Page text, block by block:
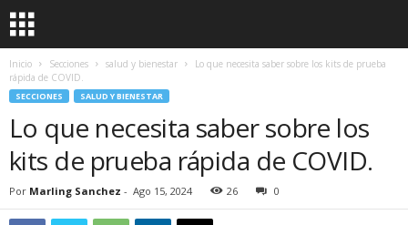
Inicio Secciones salud y bienestar
Lo que necesita saber sobre los kits de prueba
rápida de COVID.
SECCIONES SALUD Y BIENESTAR
Lo que necesita saber sobre los
kits de prueba rápida de COVID.
Por Marling Sanchez - Ago 15, 2024 26 0